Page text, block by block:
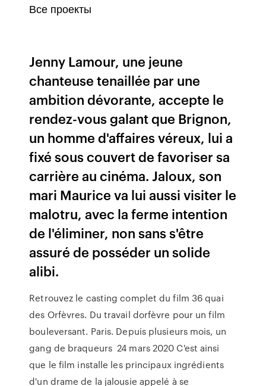
Все проекты
Jenny Lamour, une jeune
chanteuse tenaillée par une
ambition dévorante, accepte le
rendez-vous galant que Brignon,
un homme d'affaires véreux, lui a
fixé sous couvert de favoriser sa
carrière au cinéma. Jaloux, son
mari Maurice va lui aussi visiter le
malotru, avec la ferme intention
de l'éliminer, non sans s'être
assuré de posséder un solide
alibi.
Retrouvez le casting complet du film 36 quai
des Orfèvres. Du travail dorfèvre pour un film
bouleversant. Paris. Depuis plusieurs mois, un
gang de braqueurs 24 mars 2020 C'est ainsi
que le film installe les principaux ingrédients
d'un drame de la jalousie appelé à se